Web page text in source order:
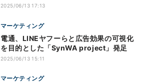
2025/06/13 17:13
マーケティング
電通、LINEヤフーらと広告効果の可視化
を目的とした「SynWA project」発足
2025/06/13 15:11
マーケティング